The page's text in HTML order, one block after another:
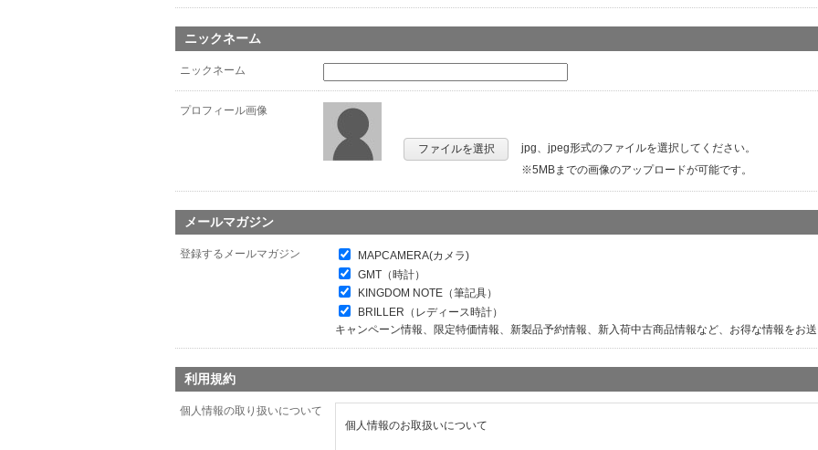
ニックネーム
ニックネーム
プロフィール画像
ファイルを選択
jpg、jpeg形式のファイルを選択してください。
※5MBまでの画像のアップロードが可能です。
メールマガジン
登録するメールマガジン
MAPCAMERA(カメラ)
GMT（時計）
KINGDOM NOTE（筆記具）
BRILLER（レディース時計）
キャンペーン情報、限定特価情報、新製品予約情報、新入荷中古商品情報など、お得な情報をお
利用規約
個人情報の取り扱いについて
個人情報のお取扱いについて